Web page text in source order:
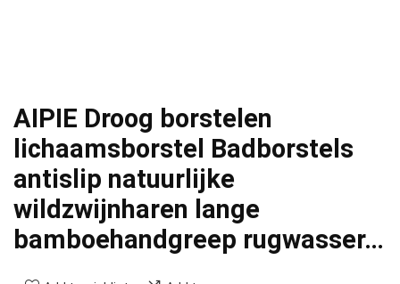
AIPIE Droog borstelen
lichaamsborstel Badborstels
antislip natuurlijke
wildzwijnharen lange
bamboehandgreep rugwasser…